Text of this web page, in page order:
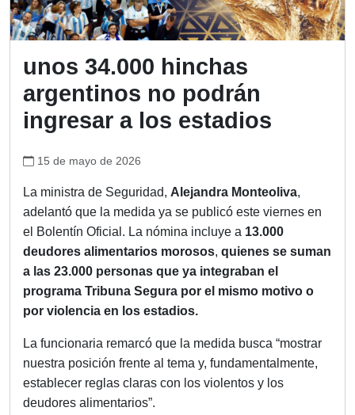
unos 34.000 hinchas
argentinos no podrán
ingresar a los estadios
15 de mayo de 2026
La ministra de Seguridad, Alejandra Monteoliva,
adelantó que la medida ya se publicó este viernes en
el Bolentín Oficial. La nómina incluye a 13.000
deudores alimentarios morosos, quienes se suman
a las 23.000 personas que ya integraban el
programa Tribuna Segura por el mismo motivo o
por violencia en los estadios.
La funcionaria remarcó que la medida busca “mostrar
nuestra posición frente al tema y, fundamentalmente,
establecer reglas claras con los violentos y los
deudores alimentarios”.